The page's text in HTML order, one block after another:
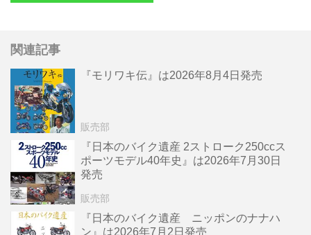
関連記事
『モリワキ伝』は2026年8月4日発売
販売部
『日本のバイク遺産 2ストローク250ccス
ポーツモデル40年史』は2026年7月30日
発売
販売部
『日本のバイク遺産 ニッポンのナナハ
ン』は2026年7月2日発売